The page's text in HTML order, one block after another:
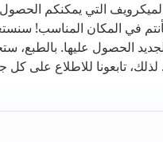
التي يمكنكم
في المكان المناسب!
الحصول عليها. بالطبع،
تابعونا للاطلاع على